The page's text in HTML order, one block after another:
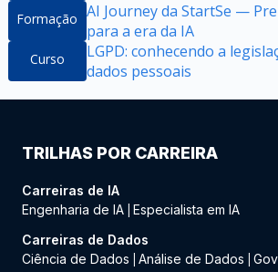
Formação AI Journey da StartSe —
para a era da IA
Curso
LGPD: conhecendo a
dados pessoais
TRILHAS POR CARREIRA
Carreiras de IA
Engenharia de IA Especialista em IA
Carreiras de Dados
Ciência de Dados
Análise de Dados